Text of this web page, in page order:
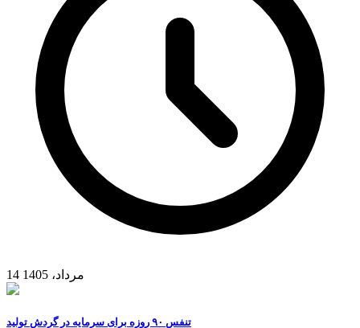
14 مرداد، 1405
تنفس ۹۰ روزه برای سرمایه در گردش تولید